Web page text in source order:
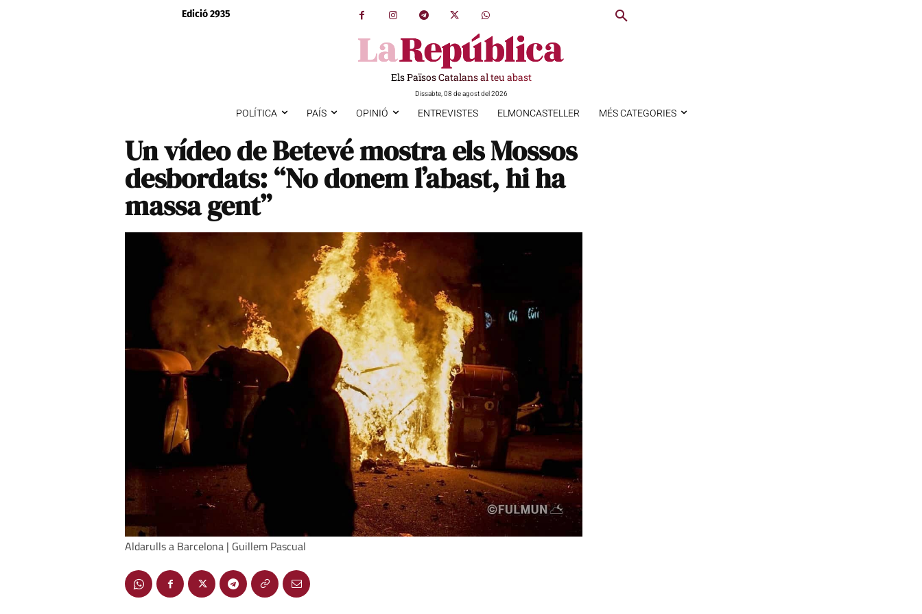
Edició 2935
Els Països Catalans al teu abast
Dissabte, 08 de agost del 2026
POLÍTICA PAÍS OPINIÓ ENTREVISTES ELMONCASTELLER MÉS CATEGORIES
Un vídeo de Betevé mostra els Mossos
desbordats: “No donem l’abast, hi ha
massa gent”
Aldarulls a Barcelona | Guillem Pascual